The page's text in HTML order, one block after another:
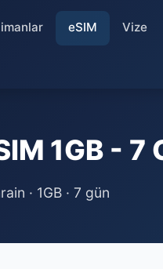
eSIM Vize
1GB - 7
· 1GB · 7 gün